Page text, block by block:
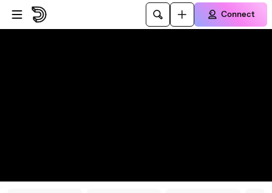
Skip to player
Skip to main content
Connect